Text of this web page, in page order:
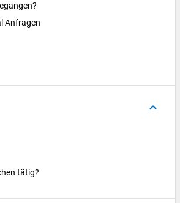
Anfragen
keyboard_arrow_up
tätig?